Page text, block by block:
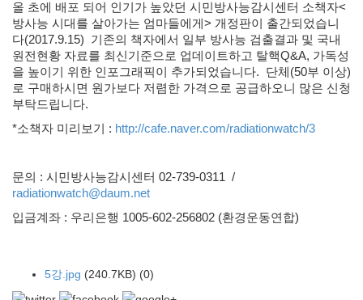
올 초에 배포 되어 인기가 높았던 시민방사능감시센터 소책자<
방사능 시대를 살아가는 엄마들에게> 개정판이 출간되었습니
다(2017.9.15) 기존의 책자에서 일부 방사능 검출결과 및 국내
원전현황 자료를 최신기준으로 업데이트하고 탈핵Q&A, 가독성
을 높이기 위한 인포그래픽이 추가되었습니다. 단체(50부 이상)
로 구매하시면 원가보다 저렴한 가격으로 공급하오니 많은 신청
부탁드립니다.
*소책자 미리보기 : http://cafe.naver.com/radiationwatch/3
문의 : 시민방사능감시센터 02-739-0311 /
radiationwatch@daum.net
입금계좌 : 우리은행 1005-602-256802 (환경운동연합)​
5강.jpg (240.7KB) (0)